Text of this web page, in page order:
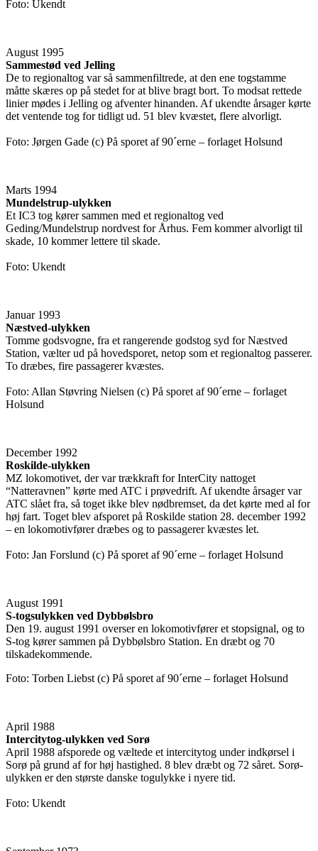
Foto: Ukendt
August 1995
Sammestød ved Jelling
De to regionaltog var så sammenfiltrede, at den ene togstamme
måtte skæres op på stedet for at blive bragt bort. To modsat rettede
linier mødes i Jelling og afventer hinanden. Af ukendte årsager kørte
det ventende tog for tidligt ud. 51 blev kvæstet, flere alvorligt.
Foto: Jørgen Gade (c) På sporet af 90´erne – forlaget Holsund
Marts 1994
Mundelstrup-ulykken
Et IC3 tog kører sammen med et regionaltog ved
Geding/Mundelstrup nordvest for Århus. Fem kommer alvorligt til
skade, 10 kommer lettere til skade.
Foto: Ukendt
Januar 1993
Næstved-ulykken
Tomme godsvogne, fra et rangerende godstog syd for Næstved
Station, vælter ud på hovedsporet, netop som et regionaltog passerer.
To dræbes, fire passagerer kvæstes.
Foto: Allan Støvring Nielsen (c) På sporet af 90´erne – forlaget
Holsund
December 1992
Roskilde-ulykken
MZ lokomotivet, der var trækkraft for InterCity nattoget
“Natteravnen” kørte med ATC i prøvedrift. Af ukendte årsager var
ATC slået fra, så toget ikke blev nødbremset, da det kørte med al for
høj fart. Toget blev afsporet på Roskilde station 28. december 1992
– en lokomotivfører dræbes og to passagerer kvæstes let.
Foto: Jan Forslund (c) På sporet af 90´erne – forlaget Holsund
August 1991
S-togsulykken ved Dybbølsbro
Den 19. august 1991 overser en lokomotivfører et stopsignal, og to
S-tog kører sammen på Dybbølsbro Station. En dræbt og 70
tilskadekommende.
Foto: Torben Liebst (c) På sporet af 90´erne – forlaget Holsund
April 1988
Intercitytog-ulykken ved Sorø
April 1988 afsporede og væltede et intercitytog under indkørsel i
Sorø på grund af for høj hastighed. 8 blev dræbt og 72 såret. Sorø-
ulykken er den største danske togulykke i nyere tid.
Foto: Ukendt